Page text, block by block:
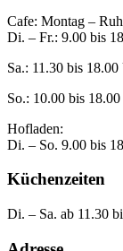
Cafe: Montag –
Di. – Fr.: 9.00 bis
Sa.: 11.30 bis
So.: 10.00 bis
Hofladen:
Di. – So. 9.00 bis
Küchenzeiten
Di. – Sa. ab 11.30